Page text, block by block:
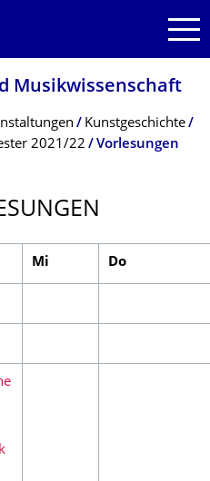
Musikwissenschaft
Kunstgeschichte
2021/22 Vorlesungen
Mi Do